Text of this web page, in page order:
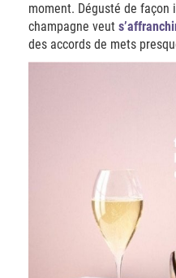
moment. Dégusté de
champagne veut
des accords de mets